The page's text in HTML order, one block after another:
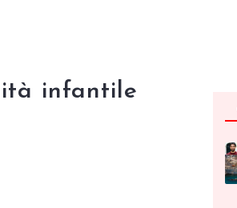
infantile